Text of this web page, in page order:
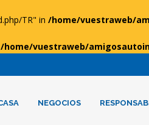
TR" in /home/vuestraweb/
/home/vuestraweb/
NEGOCIOS